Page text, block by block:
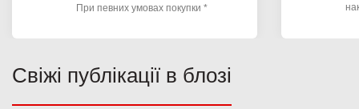
При певних умовах покупки *
Свіжі публікації в блозі